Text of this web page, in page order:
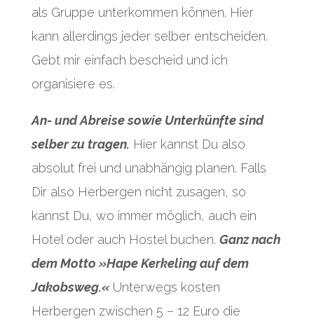
als Gruppe unterkommen können. Hier
kann allerdings jeder selber entscheiden.
Gebt mir einfach bescheid und ich
organisiere es.
An- und Abreise sowie Unterkünfte sind
selber zu tragen. Hier kannst Du also
absolut frei und unabhängig planen. Falls
Dir also Herbergen nicht zusagen, so
kannst Du, wo immer möglich, auch ein
Hotel oder auch Hostel buchen. Ganz nach
dem Motto »Hape Kerkeling auf dem
Jakobsweg.«Unterwegs kosten
Herbergen zwischen 5 – 12 Euro die